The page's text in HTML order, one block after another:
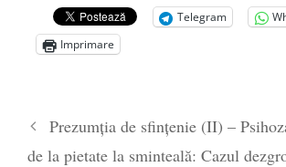
Telegram
Imprimare
Prezumția de sfințenie (II) –
de la pietate la sminteală: Cazul